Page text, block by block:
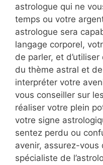
astrologue qui ne
temps ou votre
astrologue sera
langage corporel,
de parler, et
du thème astral et
interpréter votre
vous conseiller sur
réaliser votre plein
votre signe
sentez perdu ou
avenir, assurez-vous
spécialiste de